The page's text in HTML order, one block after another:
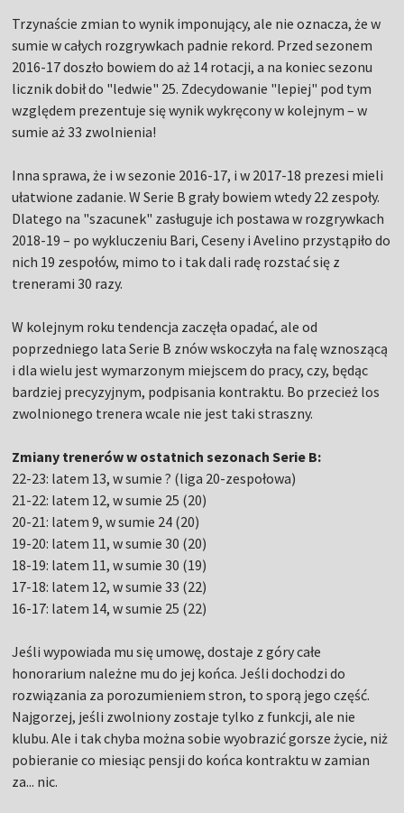
Trzynaście zmian to wynik imponujący, ale nie oznacza, że w
sumie w całych rozgrywkach padnie rekord. Przed sezonem
2016-17 doszło bowiem do aż 14 rotacji, a na koniec sezonu
licznik dobił do "ledwie" 25. Zdecydowanie "lepiej" pod tym
względem prezentuje się wynik wykręcony w kolejnym – w
sumie aż 33 zwolnienia!
Inna sprawa, że i w sezonie 2016-17, i w 2017-18 prezesi mieli
ułatwione zadanie. W Serie B grały bowiem wtedy 22 zespoły.
Dlatego na "szacunek" zasługuje ich postawa w rozgrywkach
2018-19 – po wykluczeniu Bari, Ceseny i Avelino przystąpiło do
nich 19 zespołów, mimo to i tak dali radę rozstać się z
trenerami 30 razy.
W kolejnym roku tendencja zaczęła opadać, ale od
poprzedniego lata Serie B znów wskoczyła na falę wznoszącą
i dla wielu jest wymarzonym miejscem do pracy, czy, będąc
bardziej precyzyjnym, podpisania kontraktu. Bo przecież los
zwolnionego trenera wcale nie jest taki straszny.
Zmiany trenerów w ostatnich sezonach Serie B:
22-23: latem 13, w sumie ? (liga 20-zespołowa)
21-22: latem 12, w sumie 25 (20)
20-21: latem 9, w sumie 24 (20)
19-20: latem 11, w sumie 30 (20)
18-19: latem 11, w sumie 30 (19)
17-18: latem 12, w sumie 33 (22)
16-17: latem 14, w sumie 25 (22)
Jeśli wypowiada mu się umowę, dostaje z góry całe
honorarium należne mu do jej końca. Jeśli dochodzi do
rozwiązania za porozumieniem stron, to sporą jego część.
Najgorzej, jeśli zwolniony zostaje tylko z funkcji, ale nie
klubu. Ale i tak chyba można sobie wyobrazić gorsze życie, niż
pobieranie co miesiąc pensji do końca kontraktu w zamian
za... nic.